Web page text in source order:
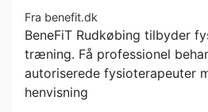
Fra benefit.dk
BeneFiT Rudkøbing tilbyder
træning. Få professionel
autoriserede fysioterapeuter
henvisning